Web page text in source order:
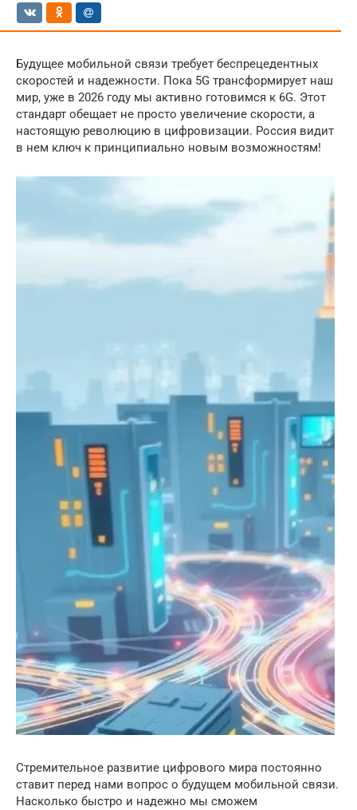
Будущее мобильной связи требует беспрецедентных
скоростей и надежности. Пока 5G трансформирует наш
мир, уже в 2026 году мы активно готовимся к 6G. Этот
стандарт обещает не просто увеличение скорости, а
настоящую революцию в цифровизации. Россия видит
в нем ключ к принципиально новым возможностям!
Стремительное развитие цифрового мира постоянно
ставит перед нами вопрос о будущем мобильной связи.
Насколько быстро и надежно мы сможем